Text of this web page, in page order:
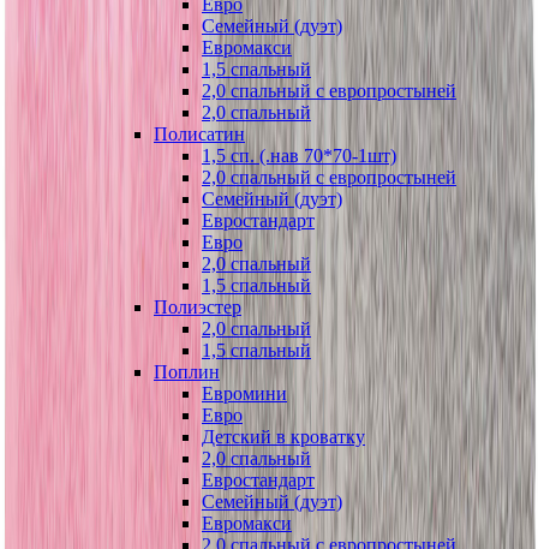
Евро
Семейный (дуэт)
Евромакси
1,5 спальный
2,0 спальный с европростыней
2,0 спальный
Полисатин
1,5 сп. (.нав 70*70-1шт)
2,0 спальный с европростыней
Семейный (дуэт)
Евростандарт
Евро
2,0 спальный
1,5 спальный
Полиэстер
2,0 спальный
1,5 спальный
Поплин
Евромини
Евро
Детский в кроватку
2,0 спальный
Евростандарт
Семейный (дуэт)
Евромакси